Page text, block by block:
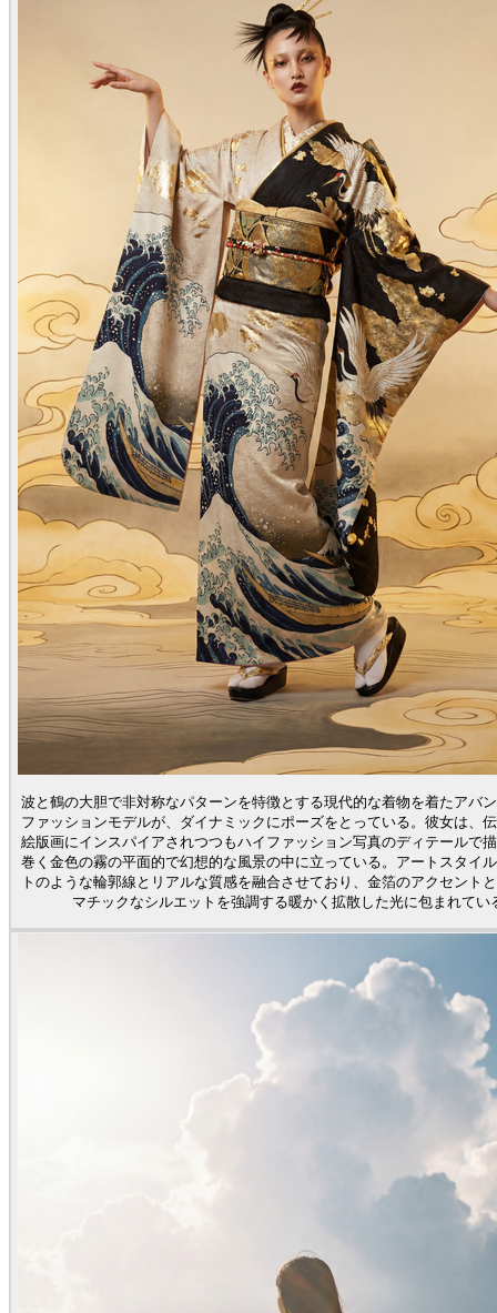
波と鶴の大胆で非対称なパターンを特徴とする現代的な着物を着たアバ
ファッションモデルが、ダイナミックにポーズをとっている。彼女は、
絵版画にインスパイアされつつもハイファッション写真のディテールで
巻く金色の霧の平面的で幻想的な風景の中に立っている。アートスタイ
トのような輪郭線とリアルな質感を融合させており、金箔のアクセント
マチックなシルエットを強調する暖かく拡散した光に包まれてい